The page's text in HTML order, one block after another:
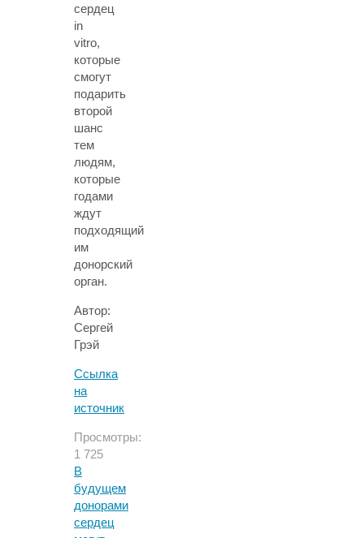
сердец
in
vitro,
которые
смогут
подарить
второй
шанс
тем
людям,
которые
годами
ждут
подходящий
им
донорский
орган.
Автор:
Сергей
Грэй
Ссылка
на
источник
Просмотры:
1 725
В
будущем
донорами
сердец